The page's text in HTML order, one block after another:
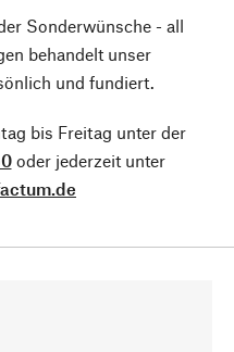
Sonderwünsche - all
behandelt unser
und fundiert.
bis Freitag unter der
oder jederzeit unter